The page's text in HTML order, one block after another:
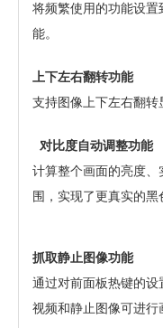
将频繁使用的功能设
能。
上下左右翻转功能
支持图像上下左右翻转
对比度自动调整功能
计算整个画面的亮度
围，实现了更真实的
抓取静止图像功能
通过对前面板热键的
视频和静止图像可进行